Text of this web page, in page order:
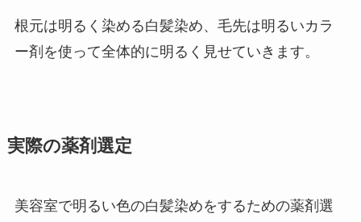
根元は明るく染める白髪染め、毛先は明るいカラ
ー剤を使って全体的に明るく見せていきます。
実際の薬剤選定
美容室で明るい色の白髪染めをするための薬剤選